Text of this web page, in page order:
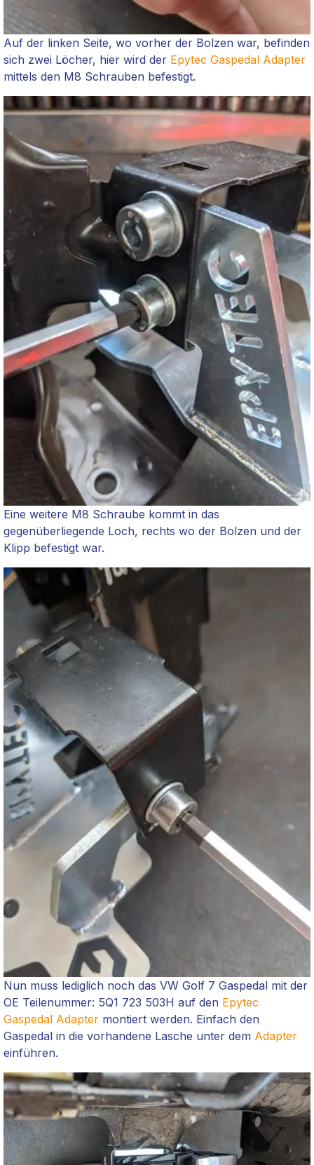
Auf der linken Seite, wo vorher der Bolzen war, befinden
sich zwei Löcher, hier wird der Epytec Gaspedal Adapter
mittels den M8 Schrauben befestigt.
Eine weitere M8 Schraube kommt in das
gegenüberliegende Loch, rechts wo der Bolzen und der
Klipp befestigt war.
Nun muss lediglich noch das VW Golf 7 Gaspedal mit der
OE Teilenummer: 5Q1 723 503H auf den Epytec
Gaspedal Adapter montiert werden. Einfach den
Gaspedal in die vorhandene Lasche unter dem Adapter
einführen.